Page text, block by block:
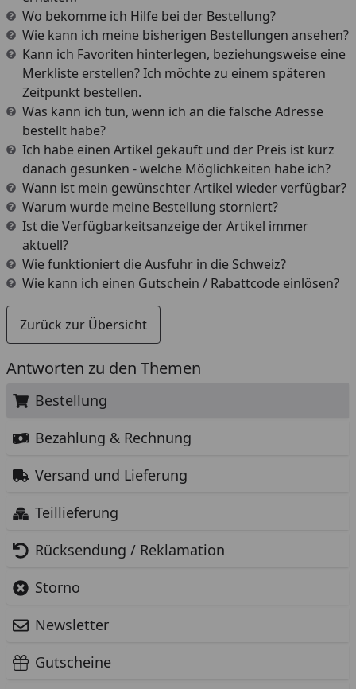
Antworten zu den Themen
Bestellung
Bezahlung & Rechnung
Versand und Lieferung
Teillieferung
Rücksendung / Reklamation
Storno
Newsletter
Gutscheine
Wo bekomme ich Hilfe bei der Bestellung?
Wie kann ich meine bisherigen Bestellungen ansehen?
Kann ich Favoriten hinterlegen, beziehungsweise eine
Merkliste erstellen? Ich möchte zu einem späteren
Zeitpunkt bestellen.
Was kann ich tun, wenn ich an die falsche Adresse
bestellt habe?
Ich habe einen Artikel gekauft und der Preis ist kurz
danach gesunken - welche Möglichkeiten habe ich?
Wann ist mein gewünschter Artikel wieder verfügbar?
Warum wurde meine Bestellung storniert?
Ist die Verfügbarkeitsanzeige der Artikel immer
aktuell?
Wie funktioniert die Ausfuhr in die Schweiz?
Wie kann ich einen Gutschein / Rabattcode einlösen?
Zurück zur Übersicht